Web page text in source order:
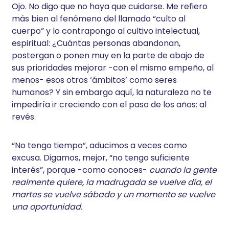
Ojo. No digo que no haya que cuidarse. Me refiero
más bien al fenómeno del llamado “culto al
cuerpo” y lo contrapongo al cultivo intelectual,
espiritual: ¿Cuántas personas abandonan,
postergan o ponen muy en la parte de abajo de
sus prioridades mejorar -con el mismo empeño, al
menos- esos otros ‘ámbitos’ como seres
humanos? Y sin embargo aquí, la naturaleza no te
impediría ir creciendo con el paso de los años: al
revés.
“No tengo tiempo”, aducimos a veces como
excusa. Digamos, mejor, “no tengo suficiente
interés”, porque -como conoces- cuando la gente
realmente quiere, la madrugada se vuelve día, el
martes se vuelve sábado y un momento se vuelve
una oportunidad.